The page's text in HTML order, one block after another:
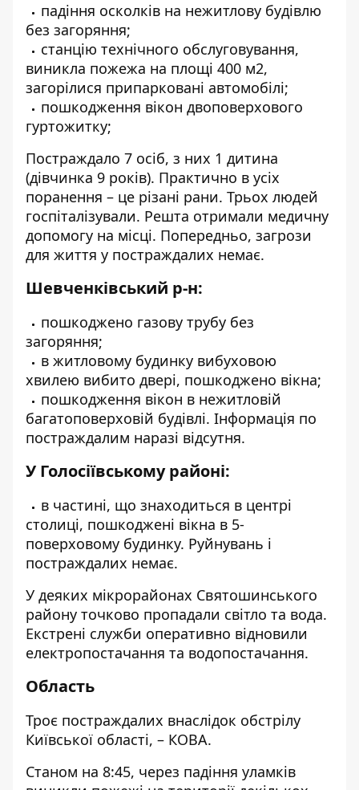
падіння осколків на нежитлову будівлю
без загоряння;
станцію технічного обслуговування,
виникла пожежа на площі 400 м2,
загорілися припарковані автомобілі;
пошкодження вікон двоповерхового
гуртожитку;
Постраждало 7 осіб, з них 1 дитина
(дівчинка 9 років). Практично в усіх
поранення – це різані рани. Трьох людей
госпіталізували. Решта отримали медичну
допомогу на місці. Попередньо, загрози
для життя у постраждалих немає.
Шевченківський р-н:
пошкоджено газову трубу без
загоряння;
в житловому будинку вибуховою
хвилею вибито двері, пошкоджено вікна;
пошкодження вікон в нежитловій
багатоповерховій будівлі. Інформація по
постраждалим наразі відсутня.
У Голосіївському районі:
в частині, що знаходиться в центрі
столиці, пошкоджені вікна в 5-
поверховому будинку. Руйнувань і
постраждалих немає.
У деяких мікрорайонах Святошинського
району точково пропадали світло та вода.
Екстрені служби оперативно відновили
електропостачання та водопостачання.
Область
Троє постраждалих внаслідок обстрілу
Київської області, – КОВА.
Станом на 8:45, через падіння уламків